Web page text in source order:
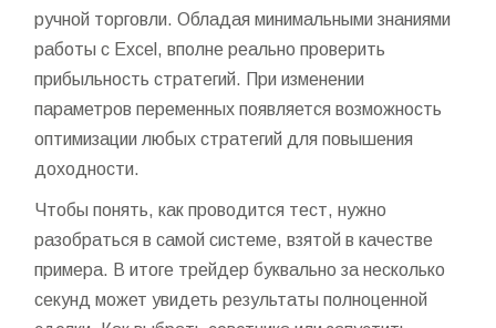
ручной торговли. Обладая минимальными знаниями
работы с Excel, вполне реально проверить
прибыльность стратегий. При изменении
параметров переменных появляется возможность
оптимизации любых стратегий для повышения
доходности.
Чтобы понять, как проводится тест, нужно
разобраться в самой системе, взятой в качестве
примера. В итоге трейдер буквально за несколько
секунд может увидеть результаты полноценной